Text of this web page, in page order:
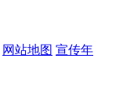
网站地图 宣传年